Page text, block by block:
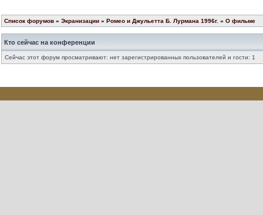
Список форумов » Экранизации » Ромео и Джульетта Б. Лурмана 1996г. » О фильме
Кто сейчас на конференции
Сейчас этот форум просматривают: нет зарегистрированных пользователей и гости: 1